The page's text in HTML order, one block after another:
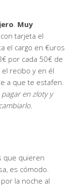
. Muy
tarjeta el
el cargo en €uros
por cada 50€ de
recibo y en él
a que te estafen.
en zloty y
que quieren
es cómodo.
la noche al